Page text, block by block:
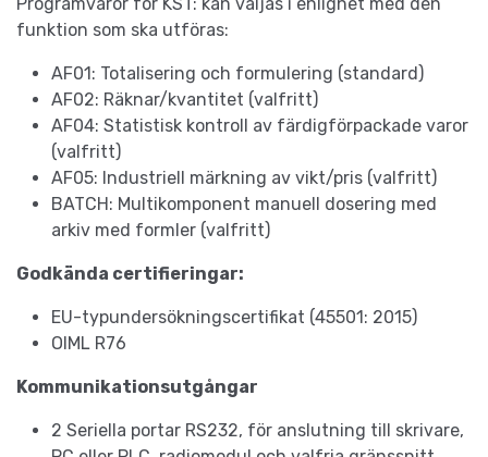
funktion som ska utföras:
AF01: Totalisering och formulering (standard)
AF02: Räknar/kvantitet (valfritt)
AF04: Statistisk kontroll av färdigförpackade varor
(valfritt)
AF05: Industriell märkning av vikt/pris (valfritt)
BATCH: Multikomponent manuell dosering med
arkiv med formler (valfritt)
Godkända certifieringar:
EU-typundersökningscertifikat (45501: 2015)
OIML R76
Kommunikationsutgångar
2 Seriella portar RS232, för anslutning till skrivare,